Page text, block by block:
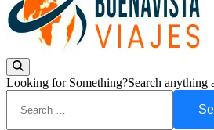
Buenavista Viajes
Empresa de Viajes y Turismo
Looking for Something?Search anything